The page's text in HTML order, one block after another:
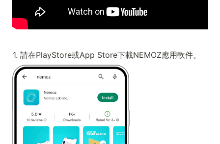
1. 請在PlayStore或App Store下載NEMOZ應用軟件。